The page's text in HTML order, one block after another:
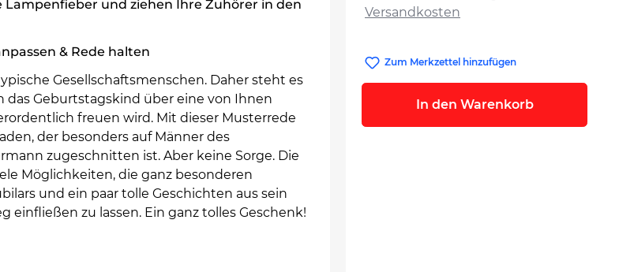
Lampenfieber und ziehen Ihre Zuhörer in den
& Rede halten
Gesellschaftsmenschen. Daher steht es
das Geburtstagskind über eine von Ihnen
freuen wird. Mit dieser Musterrede
der besonders auf Männer des
zugeschnitten ist. Aber keine Sorge. Die
Möglichkeiten, die ganz besonderen
und ein paar tolle Geschichten aus sein
einfließen zu lassen. Ein ganz tolles Geschenk!
Versandkosten
Zum Merkzettel hinzufügen
In den Warenkorb